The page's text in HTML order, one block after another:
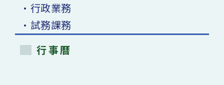
•行政業務
•試務課務
行事曆